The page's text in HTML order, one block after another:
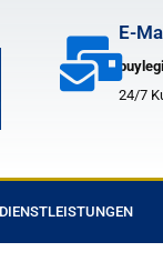
E-
24/7
DIENSTLEISTUNGEN